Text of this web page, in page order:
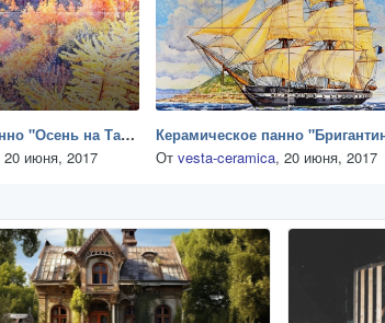
Керамическое панно "Осень на Таймыре"
20 июня, 2017
Керамическое панно
От vesta-ceramica, 20 июня, 2017